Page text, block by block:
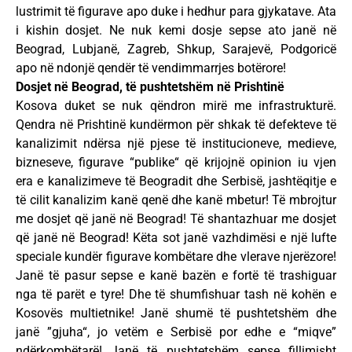
lustrimit të figurave apo duke i hedhur para gjykatave. Ata
i kishin dosjet. Ne nuk kemi dosje sepse ato janë në
Beograd, Lubjanë, Zagreb, Shkup, Sarajevë, Podgoricë
apo në ndonjë qendër të vendimmarrjes botërore!
Dosjet në Beograd, të pushtetshëm në Prishtinë
Kosova duket se nuk qëndron mirë me infrastrukturë.
Qendra në Prishtinë kundërmon për shkak të defekteve të
kanalizimit ndërsa një pjese të institucioneve, medieve,
bizneseve, figurave “publike“ që krijojnë opinion iu vjen
era e kanalizimeve të Beogradit dhe Serbisë, jashtëqitje e
të cilit kanalizim kanë qenë dhe kanë mbetur! Të mbrojtur
me dosjet që janë në Beograd! Të shantazhuar me dosjet
që janë në Beograd! Këta sot janë vazhdimësi e një lufte
speciale kundër figurave kombëtare dhe vlerave njerëzore!
Janë të pasur sepse e kanë bazën e fortë të trashiguar
nga të parët e tyre! Dhe të shumfishuar tash në kohën e
Kosovës multietnike! Janë shumë të pushtetshëm dhe
janë ”gjuha“, jo vetëm e Serbisë por edhe e “miqve”